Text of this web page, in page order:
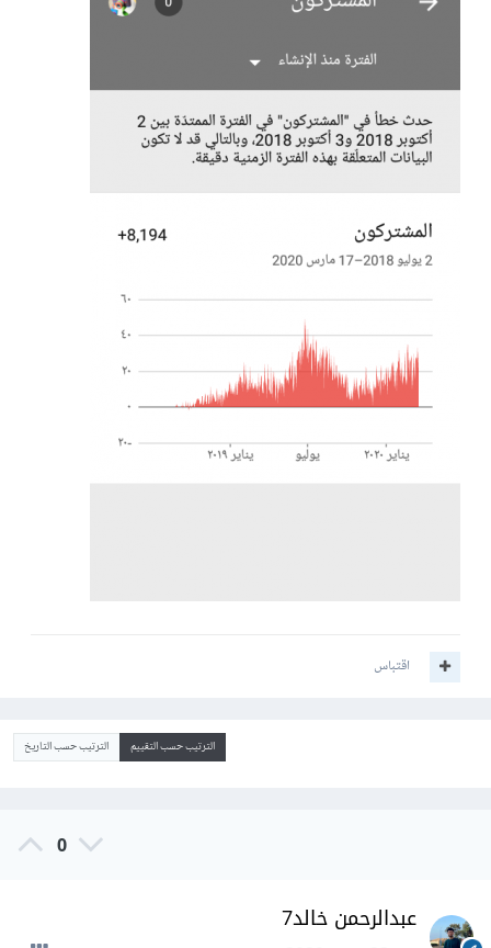
اقتباس
الترتيب حسب التقييم الترتيب حسب التاريخ
0
عبدالرحمن خالد7